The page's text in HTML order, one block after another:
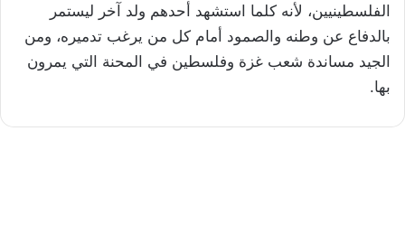
الفلسطينيين، لأنه كلما استشهد أحدهم ولد آخر ليستمر
بالدفاع عن وطنه والصمود أمام كل من يرغب تدميره، ومن
الجيد مساندة شعب غزة وفلسطين في المحنة التي يمرون
بها.